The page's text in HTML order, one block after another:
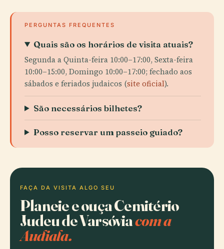
PERGUNTAS FREQUENTES
Quais são os horários de visita atuais?
Segunda a Quinta-feira 10:00–17:00, Sexta-feira
10:00–15:00, Domingo 10:00–17:00; fechado aos
sábados e feriados judaicos (site oficial).
São necessários bilhetes?
Posso reservar um passeio guiado?
FAÇA DA VISITA ALGO SEU
Planeie e ouça Cemitério
Judeu de Varsóviacom a
Audiala.